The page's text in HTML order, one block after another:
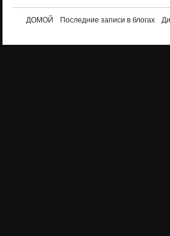
ДОМОЙ Последние записи в блогах